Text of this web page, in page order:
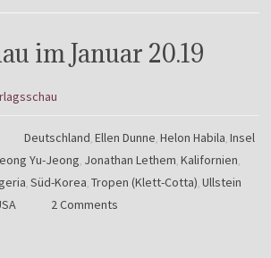
im Januar 20.19
Deutschland,Ellen Dunne,Helon Habila,Insel
Yu-Jeong, Jonathan Lethem,Kalifornien,
,Süd-Korea,Tropen (Klett-Cotta),Ullstein
2 Comments